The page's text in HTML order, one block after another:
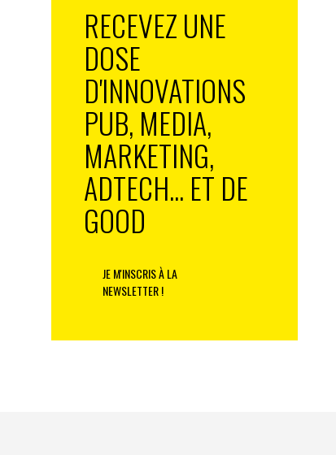
RECEVEZ UNE
DOSE
D'INNOVATIONS
PUB, MEDIA,
MARKETING,
ADTECH... ET DE
GOOD
JE M'INSCRIS À LA
NEWSLETTER !